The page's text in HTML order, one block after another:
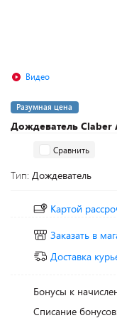
Дождеватель Claber
Видео
Разумная цена
Сравнить
Тип: Дождеватель
Картой
Заказать в
Доставка
Бонусы к
Списание